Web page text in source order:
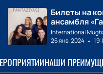
Билеты на
ансамбля
International
26 янв. 2024
НАШИ